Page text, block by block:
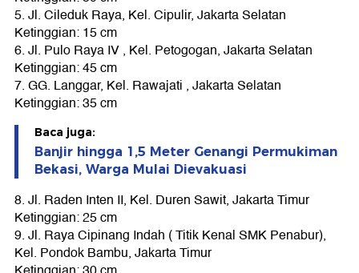
5. Jl. Cileduk Raya, Kel. Cipulir, Jakarta Selatan
Ketinggian: 15 cm
6. Jl. Pulo Raya IV , Kel. Petogogan, Jakarta Selatan
Ketinggian: 45 cm
7. GG. Langgar, Kel. Rawajati , Jakarta Selatan
Ketinggian: 35 cm
Baca juga:
Banjir hingga 1,5 Meter Genangi Permukiman
Bekasi, Warga Mulai Dievakuasi
8. Jl. Raden Inten II, Kel. Duren Sawit, Jakarta Timur
Ketinggian: 25 cm
9. Jl. Raya Cipinang Indah ( Titik Kenal SMK Penabur),
Kel. Pondok Bambu, Jakarta Timur